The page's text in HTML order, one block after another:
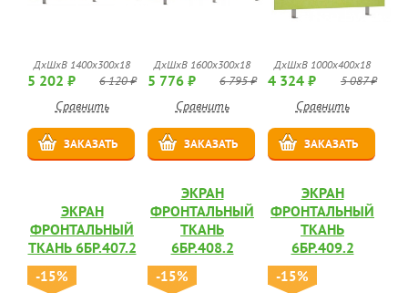
ДхШхВ 1400х300х18
5 202 ₽ 6 120 ₽
Сравнить
ЗАКАЗАТЬ
ДхШхВ 1600х300х18
5 776 ₽ 6 795 ₽
Сравнить
ЗАКАЗАТЬ
ДхШхВ 1000х400х18
4 324 ₽ 5 087 ₽
Сравнить
ЗАКАЗАТЬ
ЭКРАН
ФРОНТАЛЬНЫЙ
ТКАНЬ 6БР.407.2
-15%
ЭКРАН
ФРОНТАЛЬНЫЙ
ТКАНЬ
6БР.408.2
-15%
ЭКРАН
ФРОНТАЛЬНЫЙ
ТКАНЬ
6БР.409.2
-15%